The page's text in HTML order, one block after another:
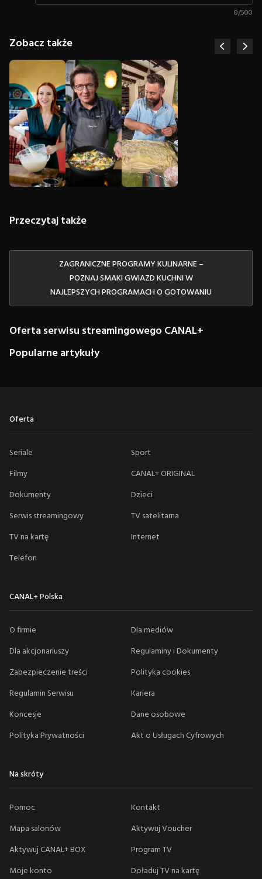
0/500
Zobacz także
Przeczytaj także
ZAGRANICZNE PROGRAMY KULINARNE –
POZNAJ SMAKI GWIAZD KUCHNI W
NAJLEPSZYCH PROGRAMACH O GOTOWANIU
Oferta serwisu streamingowego CANAL+
Popularne artykuły
Oferta
Seriale
Sport
Filmy
CANAL+ ORIGINAL
Dokumenty
Dzieci
Serwis streamingowy
TV satelitarna
TV na kartę
Internet
Telefon
CANAL+ Polska
O firmie
Dla mediów
Dla akcjonariuszy
Regulaminy i Dokumenty
Zabezpieczenie treści
Polityka cookies
Regulamin Serwisu
Kariera
Koncesje
Dane osobowe
Polityka Prywatności
Akt o Usługach Cyfrowych
Na skróty
Pomoc
Kontakt
Mapa salonów
Aktywuj Voucher
Aktywuj CANAL+ BOX
Program TV
Moje konto
Doładuj TV na kartę